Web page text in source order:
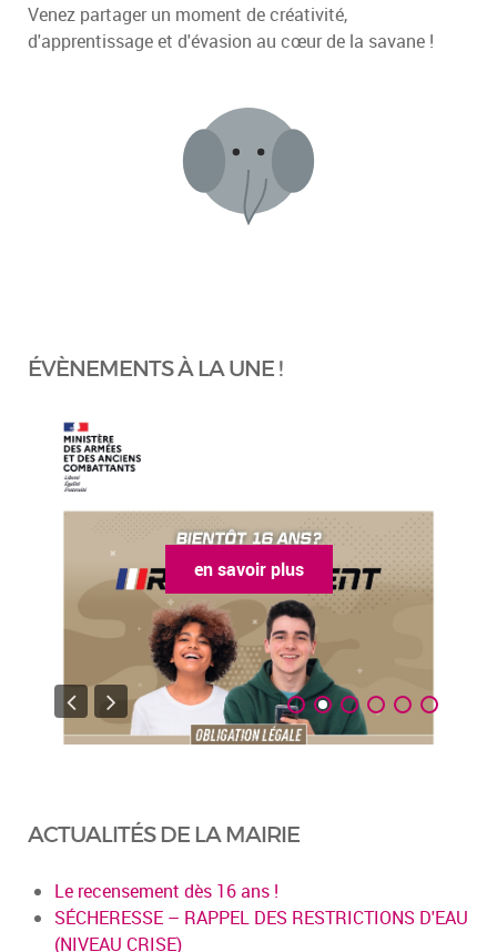
Venez partager un moment de créativité,
d'apprentissage et d'évasion au cœur de la savane !
ÉVÈNEMENTS À LA UNE !
en savoir plus
ACTUALITÉS DE LA MAIRIE
Le recensement dès 16 ans !
SÉCHERESSE – RAPPEL DES RESTRICTIONS D'EAU
(NIVEAU CRISE)